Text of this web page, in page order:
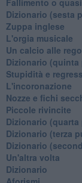
Dizionario (sesta
Zuppa inglese
L'orgia musicale
Un calcio alle
Dizionario (quinta
Stupidità e
L'incoronazione
Nozze e fichi
Piccole rivincite
​Dizionario (quarta
​Dizionario (terza
​Dizionario
Un'altra volta
Dizionario